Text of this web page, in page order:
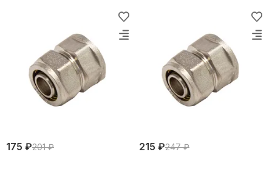
175 ₽201 ₽ 215 ₽247 ₽